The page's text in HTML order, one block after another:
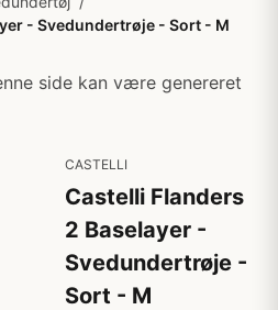
- Svedundertrøje - Sort - M
side kan være genereret
CASTELLI
Castelli Flanders
2 Baselayer -
Svedundertrøje -
Sort - M